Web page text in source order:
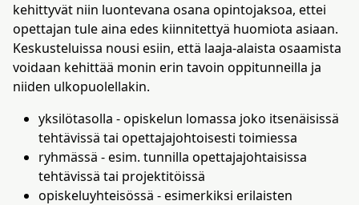
kehittyvät niin luontevana osana opintojaksoa, ettei
opettajan tule aina edes kiinnitettyä huomiota asiaan.
Keskusteluissa nousi esiin, että laaja-alaista osaamista
voidaan kehittää monin erin tavoin oppitunneilla ja
niiden ulkopuolellakin.
yksilötasolla - opiskelun lomassa joko itsenäisissä
tehtävissä tai opettajajohtoisesti toimiessa
ryhmässä - esim. tunnilla opettajajohtaisissa
tehtävissä tai projektitöissä
opiskeluyhteisössä - esimerkiksi erilaisten